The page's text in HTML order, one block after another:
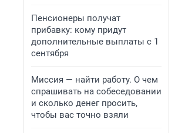
Пенсионеры получат
прибавку: кому придут
дополнительные выплаты с 1
сентября
Миссия — найти работу. О чем
спрашивать на собеседовании
и сколько денег просить,
чтобы вас точно взяли